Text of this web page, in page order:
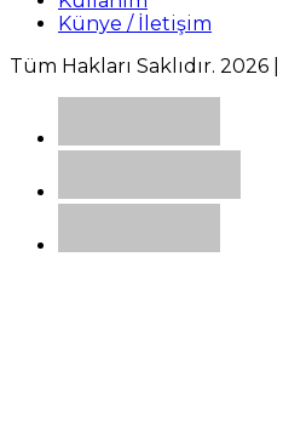
Künye / İletişim
Tüm Hakları Saklıdır. 2026 |